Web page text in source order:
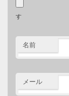
す
名前
メール